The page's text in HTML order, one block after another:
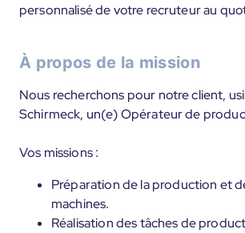
personnalisé de votre recruteur au
À propos de la mission
Nous recherchons pour notre client,
Schirmeck, un(e) Opérateur de
Vos missions :
Préparation de la production et
machines.
Réalisation des tâches de